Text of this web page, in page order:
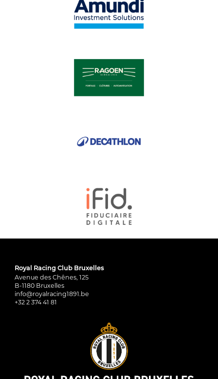
Royal Racing Club Bruxelles
Avenue des Chênes, 125
B-1180 Bruxelles
info@royalracing1891.be
+32 2 374 41 81